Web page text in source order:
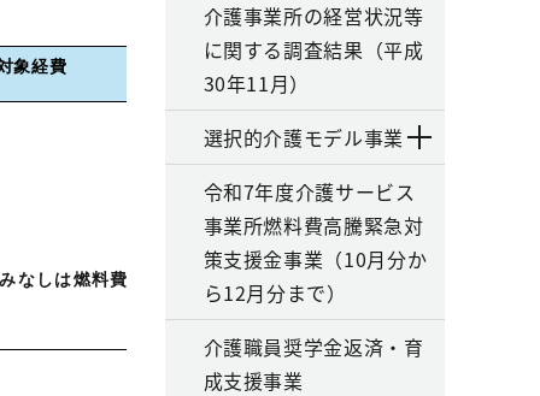
象経費
しは燃料費・食
介護事業所の経営状況等
に関する調査結果（平成
30年11月）
選択的介護モデル事業
令和7年度介護サービス
事業所燃料費高騰緊急対
策支援金事業（10月分か
ら12月分まで）
介護職員奨学金返済・育
成支援事業